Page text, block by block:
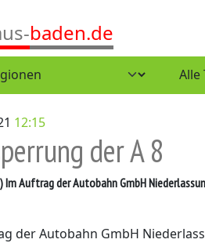
baden.de
12:15
der A 8
Im Auftrag der Autobahn GmbH
der Autobahn GmbH